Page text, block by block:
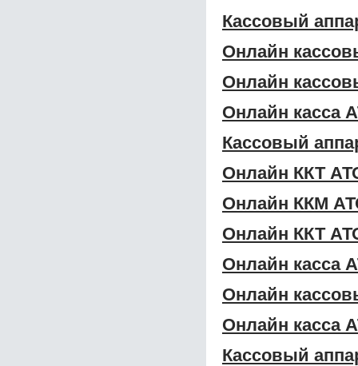
Кассовый
Онлайн
Онлайн
Онлайн касса
Кассовый
Онлайн ККТ
Онлайн ККМ
Онлайн ККТ
Онлайн касса
Онлайн
Онлайн касса
Кассовый